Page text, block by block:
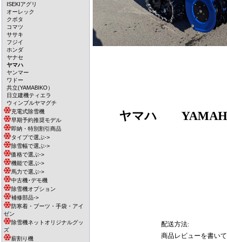
ISEKIアグリ
オーレック
クボタ
コマツ
ササキ
フジイ
ホンダ
ヤナセ
ヤマハ
ヤンマー
ワドー
共立(YAMABIKO）
日立建機ティエラ
ウィンブルヤマグチ
充電式除雪機
早期予約推奨モデル
即納・特別割引商品
タイプで選ぶ->
除雪幅で選ぶ->
価格で選ぶ->
機能で選ぶ->
馬力で選ぶ->
中古機･デモ機
除雪機オプション
補修部品->
防寒着・ブーツ・手袋・アイ
ゼン
除雪機ネットオリジナルグッ
ズ
薪割り機
ヤマハ
配送方法:
商品レビューを書い